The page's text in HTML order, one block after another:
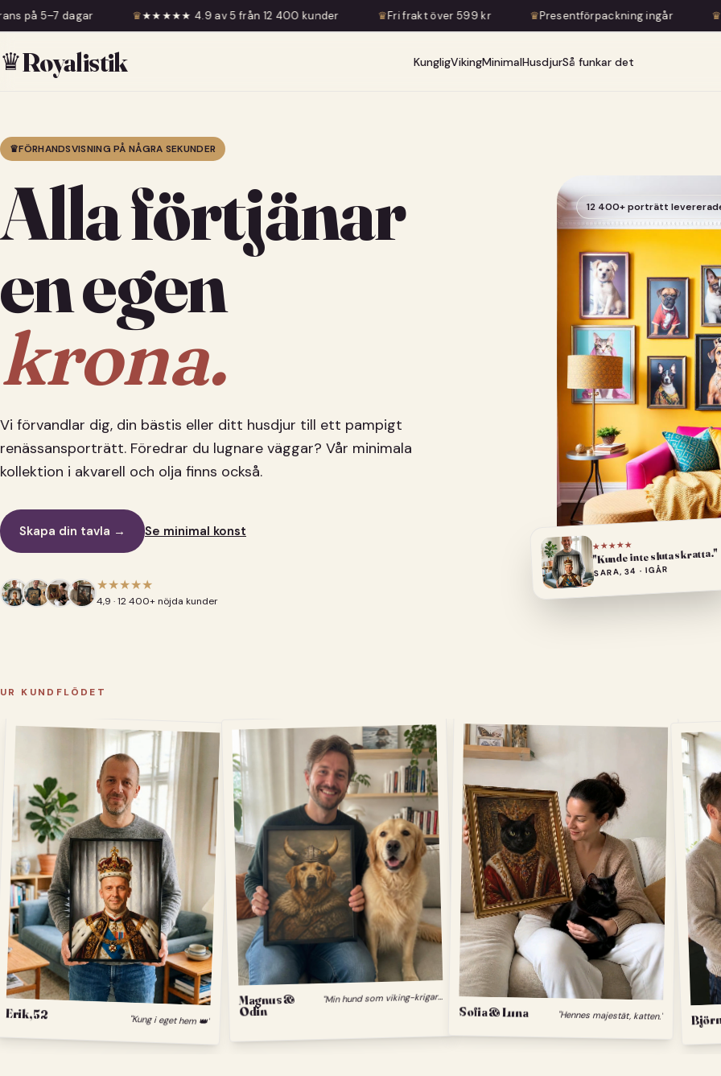
♛★★★★★ 4.9 av 5 från 12 400 kunder ♛Fri frakt över 599 kr ♛Presentförpackning ingår ♛Konstnärlig
♛Royalistik KungligVikingMinimalHusdjurSå funkar det
♛FÖRHANDSVISNING PÅ NÅGRA SEKUNDER
Alla förtjänar
en egen
krona.
Vi förvandlar dig, din bästis eller ditt husdjur till ett pampigt
renässansporträtt. Föredrar du lugnare väggar? Vår minimala
kollektion i akvarell och olja finns också.
Skapa din tavla → Se minimal konst
★★★★★
4,9 · 12 400+ nöjda kunder
12 400+ porträtt
★★★★★
"Kunde inte sluta skratta."
SARA, 34 · IGÅR
UR KUNDFLÖDET
Erik, 52 "Kung i eget hem 👑"
Magnus &
Odin
"
Min hund som viking-krigare."
Sofia & Luna "Hennes majestät, katten."